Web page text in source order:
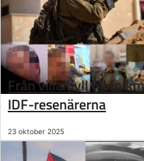
Från villaidyll till
IDF-resenärerna
23 oktober 2025